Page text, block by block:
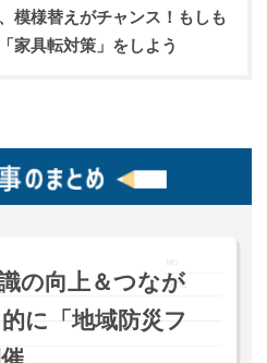
模様替えがチャンス！もしも
家具転対策」をしよう
の向上＆つなが
に「地域防災フ